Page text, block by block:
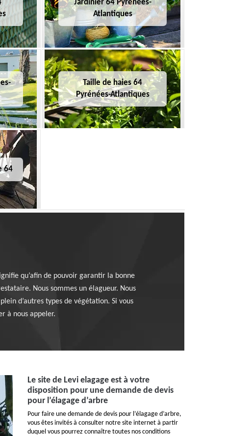
Jardinier 64 Pyrénées-
Atlantiques
Taille de haies 64
Pyrénées-Atlantiques
64
qu’afin de pouvoir garantir la bonne
Nous sommes un élagueur. Nous
d’autres types de végétation. Si vous
à nous appeler.
Le site de Levi elagage est à votre
disposition pour une demande de devis
pour l’élagage d’arbre
Pour faire une demande de devis pour l’élagage d’arbre,
vous êtes invités à consulter notre site internet à partir
duquel vous pourrez connaître toutes nos conditions